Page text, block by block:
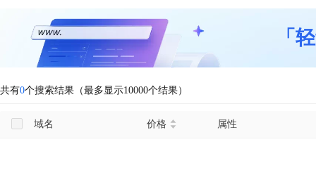
「
共有0个搜索结果（最多显示10000个结果）
域名 价格 属性